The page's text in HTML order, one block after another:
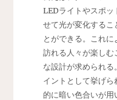
LEDライトやスポッ
せて光が変化するこ
とができる。これに
訪れる人々が楽し
な設計が求められ
イントとして挙げ
的に暗い色合いが